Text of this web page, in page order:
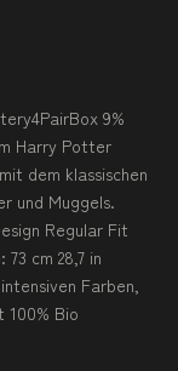
9%
Harry Potter
dem klassischen
und Muggels.
Regular Fit
cm 28,7 in
Farben,
Bio